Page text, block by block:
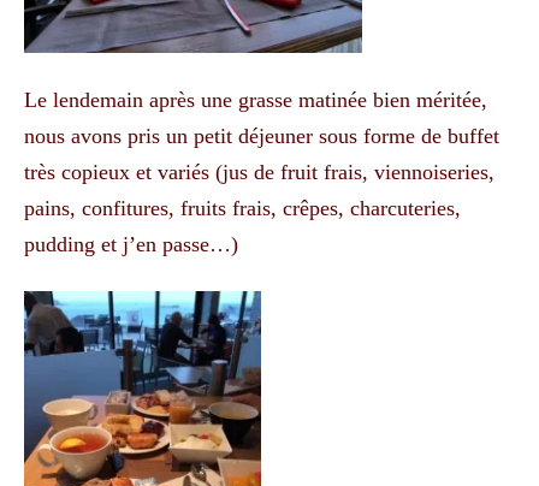
Le lendemain après une grasse matinée bien méritée,
nous avons pris un petit déjeuner sous forme de buffet
très copieux et variés (jus de fruit frais, viennoiseries,
pains, confitures, fruits frais, crêpes, charcuteries,
pudding et j’en passe…)